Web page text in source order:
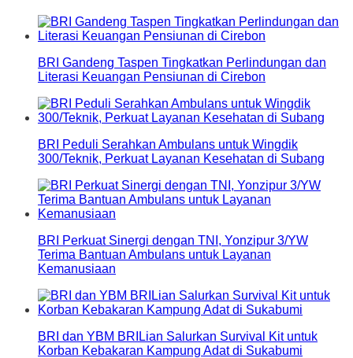
BRI Gandeng Taspen Tingkatkan Perlindungan dan
Literasi Keuangan Pensiunan di Cirebon
BRI Peduli Serahkan Ambulans untuk Wingdik
300/Teknik, Perkuat Layanan Kesehatan di Subang
BRI Perkuat Sinergi dengan TNI, Yonzipur 3/YW
Terima Bantuan Ambulans untuk Layanan
Kemanusiaan
BRI dan YBM BRILian Salurkan Survival Kit untuk
Korban Kebakaran Kampung Adat di Sukabumi